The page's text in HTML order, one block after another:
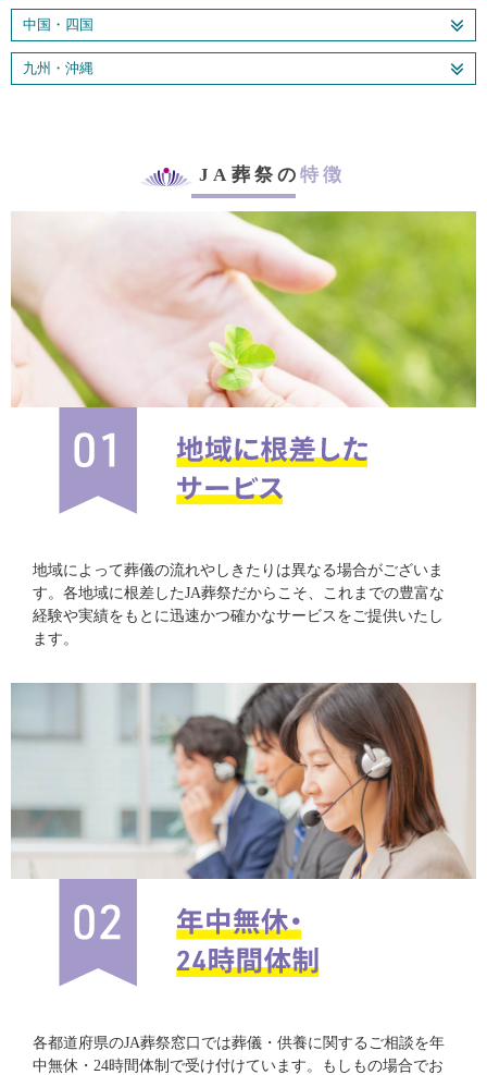
中国・四国
九州・沖縄
JA葬祭の特徴
地域によって葬儀の流れやしきたりは異なる場合がございま
す。各地域に根差したJA葬祭だからこそ、これまでの豊富な
経験や実績をもとに迅速かつ確かなサービスをご提供いたし
ます。
各都道府県のJA葬祭窓口では葬儀・供養に関するご相談を年
中無休・24時間体制で受け付けています。もしもの場合でお